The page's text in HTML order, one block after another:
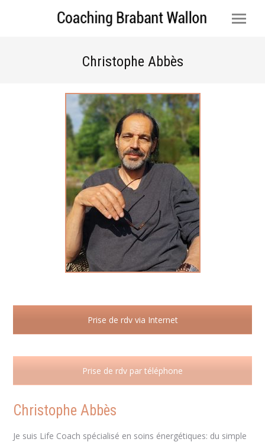
Christophe Abbès
Prise de rdv via Internet
Prise de rdv par téléphone
Christophe Abbès
Je suis Life Coach spécialisé en soins énergétiques: du simple